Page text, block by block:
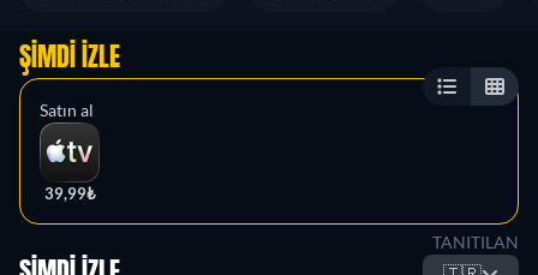
ŞIMDI İZLE
Satın al
39,99₺
TANITILAN